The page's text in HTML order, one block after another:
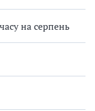
на серпень